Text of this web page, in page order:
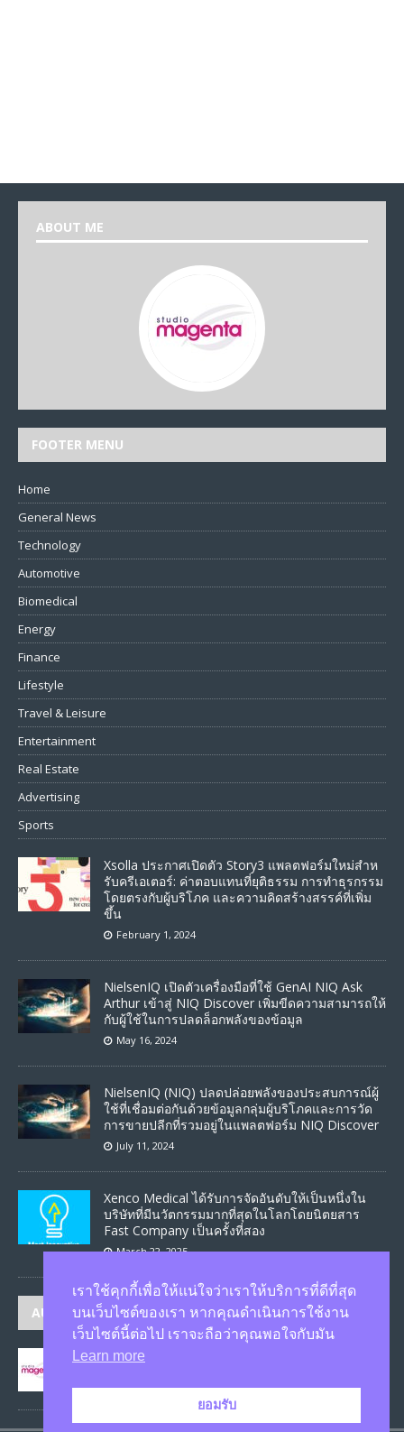
ABOUT ME
FOOTER MENU
Home
General News
Technology
Automotive
Biomedical
Energy
Finance
Lifestyle
Travel & Leisure
Entertainment
Real Estate
Advertising
Sports
Xsolla ประกาศเปิดตัว Story3 แพลตฟอร์มใหม่สําห
รับครีเอเตอร์: ค่าตอบแทนที่ยุติธรรม การทำธุรกรรม
โดยตรงกับผู้บริโภค และความคิดสร้างสรรค์ที่เพิ่ม
ขึ้น
February 1, 2024
NielsenIQ เปิดตัวเครื่องมือที่ใช้ GenAI NIQ Ask
Arthur เข้าสู่ NIQ Discover เพิ่มขีดความสามารถให้
กับผู้ใช้ในการปลดล็อกพลังของข้อมูล
May 16, 2024
NielsenIQ (NIQ) ปลดปล่อยพลังของประสบการณ์ผู้
ใช้ที่เชื่อมต่อกันด้วยข้อมูลกลุ่มผู้บริโภคและการวัด
การขายปลีกที่รวมอยู่ในแพลตฟอร์ม NIQ Discover
July 11, 2024
Xenco Medical ได้รับการจัดอันดับให้เป็นหนึ่งใน
บริษัทที่มีนวัตกรรมมากที่สุดในโลกโดยนิตยสาร
Fast Company เป็นครั้งที่สอง
March 22, 2025
AUTHORS
JASON
เราใช้คุกกี้เพื่อให้แน่ใจว่าเราให้บริการที่ดีที่สุด
บนเว็บไซต์ของเรา หากคุณดำเนินการใช้งาน
เว็บไซต์นี้ต่อไป เราจะถือว่าคุณพอใจกับมัน
Learn more
ยอมรับ